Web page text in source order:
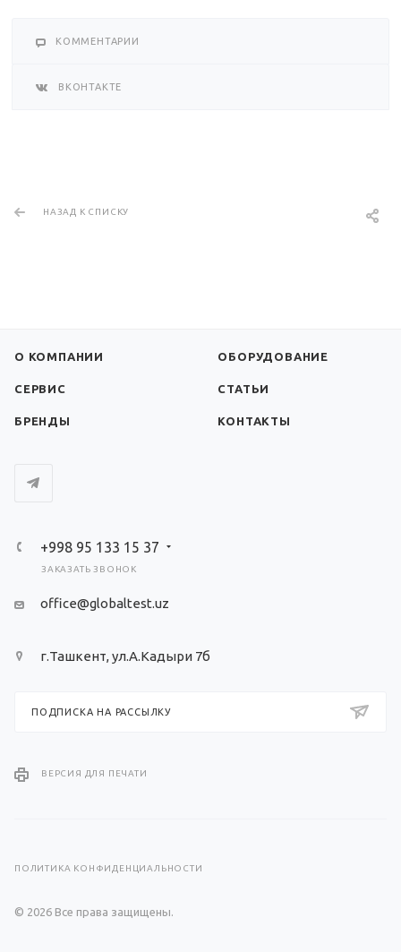
КОММЕНТАРИИ
ВКОНТАКТЕ
НАЗАД К СПИСКУ
О КОМПАНИИ ОБОРУДОВАНИЕ
СЕРВИС СТАТЬИ
БРЕНДЫ КОНТАКТЫ
+998 95 133 15 37
ЗАКАЗАТЬ ЗВОНОК
office@globaltest.uz
г.Ташкент, ул.А.Кадыри 7б
ПОДПИСКА НА РАССЫЛКУ
ВЕРСИЯ ДЛЯ ПЕЧАТИ
ПОЛИТИКА КОНФИДЕНЦИАЛЬНОСТИ
© 2026 Все права защищены.